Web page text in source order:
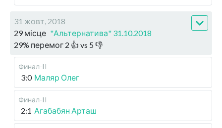
31 жовт, 2018
29 місце "Альтернатива" 31.10.2018
29% перемог 2 👍 vs 5 👎
Финал-II
3:0 Маляр Олег
Финал-II
2:1 Агабабян Арташ